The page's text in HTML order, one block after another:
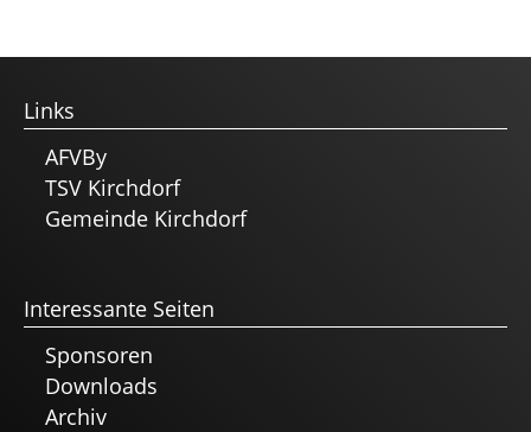
Links
AFVBy
TSV Kirchdorf
Gemeinde Kirchdorf
Interessante Seiten
Sponsoren
Downloads
Archiv